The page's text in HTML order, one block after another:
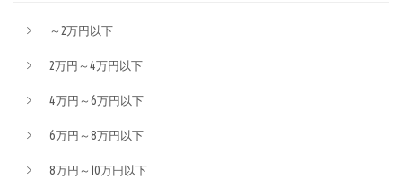
～2万円以下
2万円～4万円以下
4万円～6万円以下
6万円～8万円以下
8万円～10万円以下